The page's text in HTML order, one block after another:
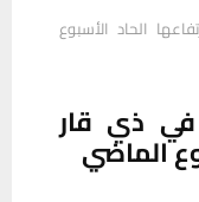
الحاد الأسبوع
ذي قار
الماضي